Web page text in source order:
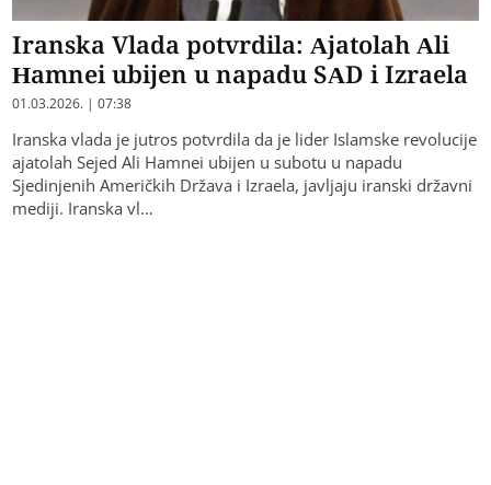
Iranska Vlada potvrdila: Ajatolah Ali
Hamnei ubijen u napadu SAD i Izraela
01.03.2026. | 07:38
Iranska vlada je jutros potvrdila da je lider Islamske revolucije
ajatolah Sejed Ali Hamnei ubijen u subotu u napadu
Sjedinjenih Američkih Država i Izraela, javljaju iranski državni
mediji. Iranska vl…